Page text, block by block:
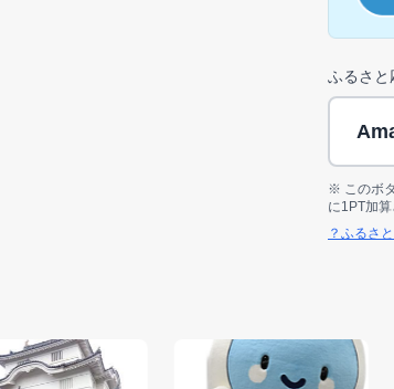
ふるさと
※ このボ
に1PT加
？ふるさ